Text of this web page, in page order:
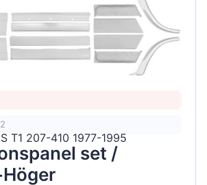
T1 207-410 1977-1995
set /